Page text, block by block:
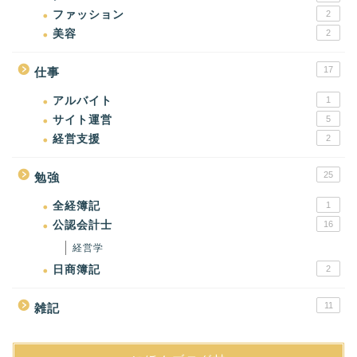
ファッション
2
美容 2
仕事 17
アルバイト 1
サイト運営 5
経営支援 2
勉強 25
全経簿記 1
公認会計士 16
経営学
日商簿記 2
雑記 11